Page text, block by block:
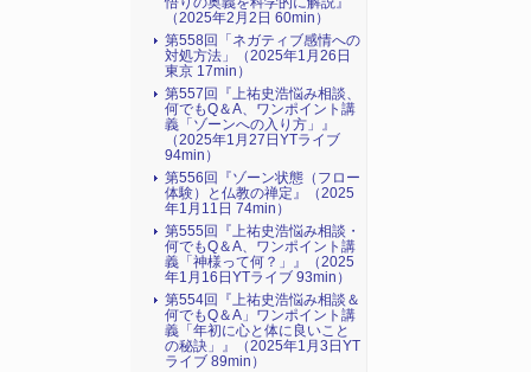
（2025年2月2日 60min）
第558回「ネガティブ感情への
対処方法」（2025年1月26日
東京 17min）
第557回『上祐史浩悩み相談、
何でもQ＆A、ワンポイント講
義「ゾーンへの入り方」』
（2025年1月27日YTライブ
94min）
第556回『ゾーン状態（フロー
体験）と仏教の禅定』（2025
年1月11日 74min）
第555回『上祐史浩悩み相談・
何でもQ＆A、ワンポイント講
義「神様って何？」』（2025
年1月16日YTライブ 93min）
第554回『上祐史浩悩み相談＆
何でもQ＆A」ワンポイント講
義「年初に心と体に良いこと
の秘訣」』（2025年1月3日YT
ライブ 89min）